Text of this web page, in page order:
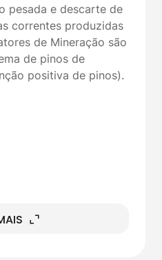
pesada e descarte de
correntes produzidas
de Mineração são
de pinos de
positiva de pinos).